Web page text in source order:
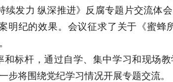
发力 纵深推进》反腐专题片交流体
明纪的效果。会议征求了关于《蜜蜂
标杆，通过自学、集中学习和现场
将围绕党纪学习情况开展专题交流。